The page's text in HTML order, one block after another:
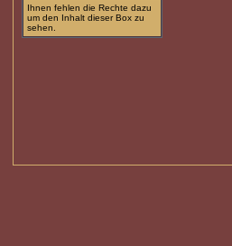
Ihnen fehlen die Rechte dazu
um den Inhalt dieser Box zu
sehen.